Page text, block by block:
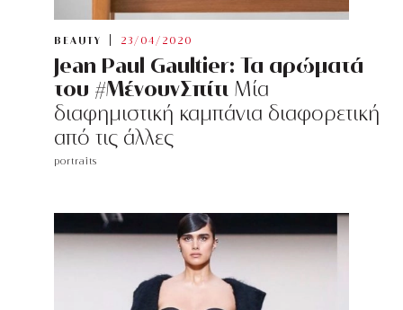
BEAUTY 23/04/2020
Jean Paul Gaultier: Τα αρώματά
του #ΜένουνΣπίτι Μία
διαφημιστική καμπάνια διαφορετική
από τις άλλες
portraits